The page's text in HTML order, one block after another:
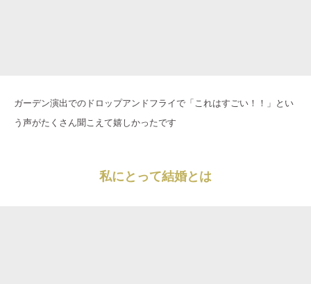
ガーデン演出でのドロップアンドフライで「これはすごい！！」とい
う声がたくさん聞こえて嬉しかったです
私にとって結婚とは